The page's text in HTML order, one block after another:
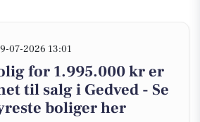
07-2026 13:01
for 1.995.000 kr er
til salg i Gedved - Se
boliger her